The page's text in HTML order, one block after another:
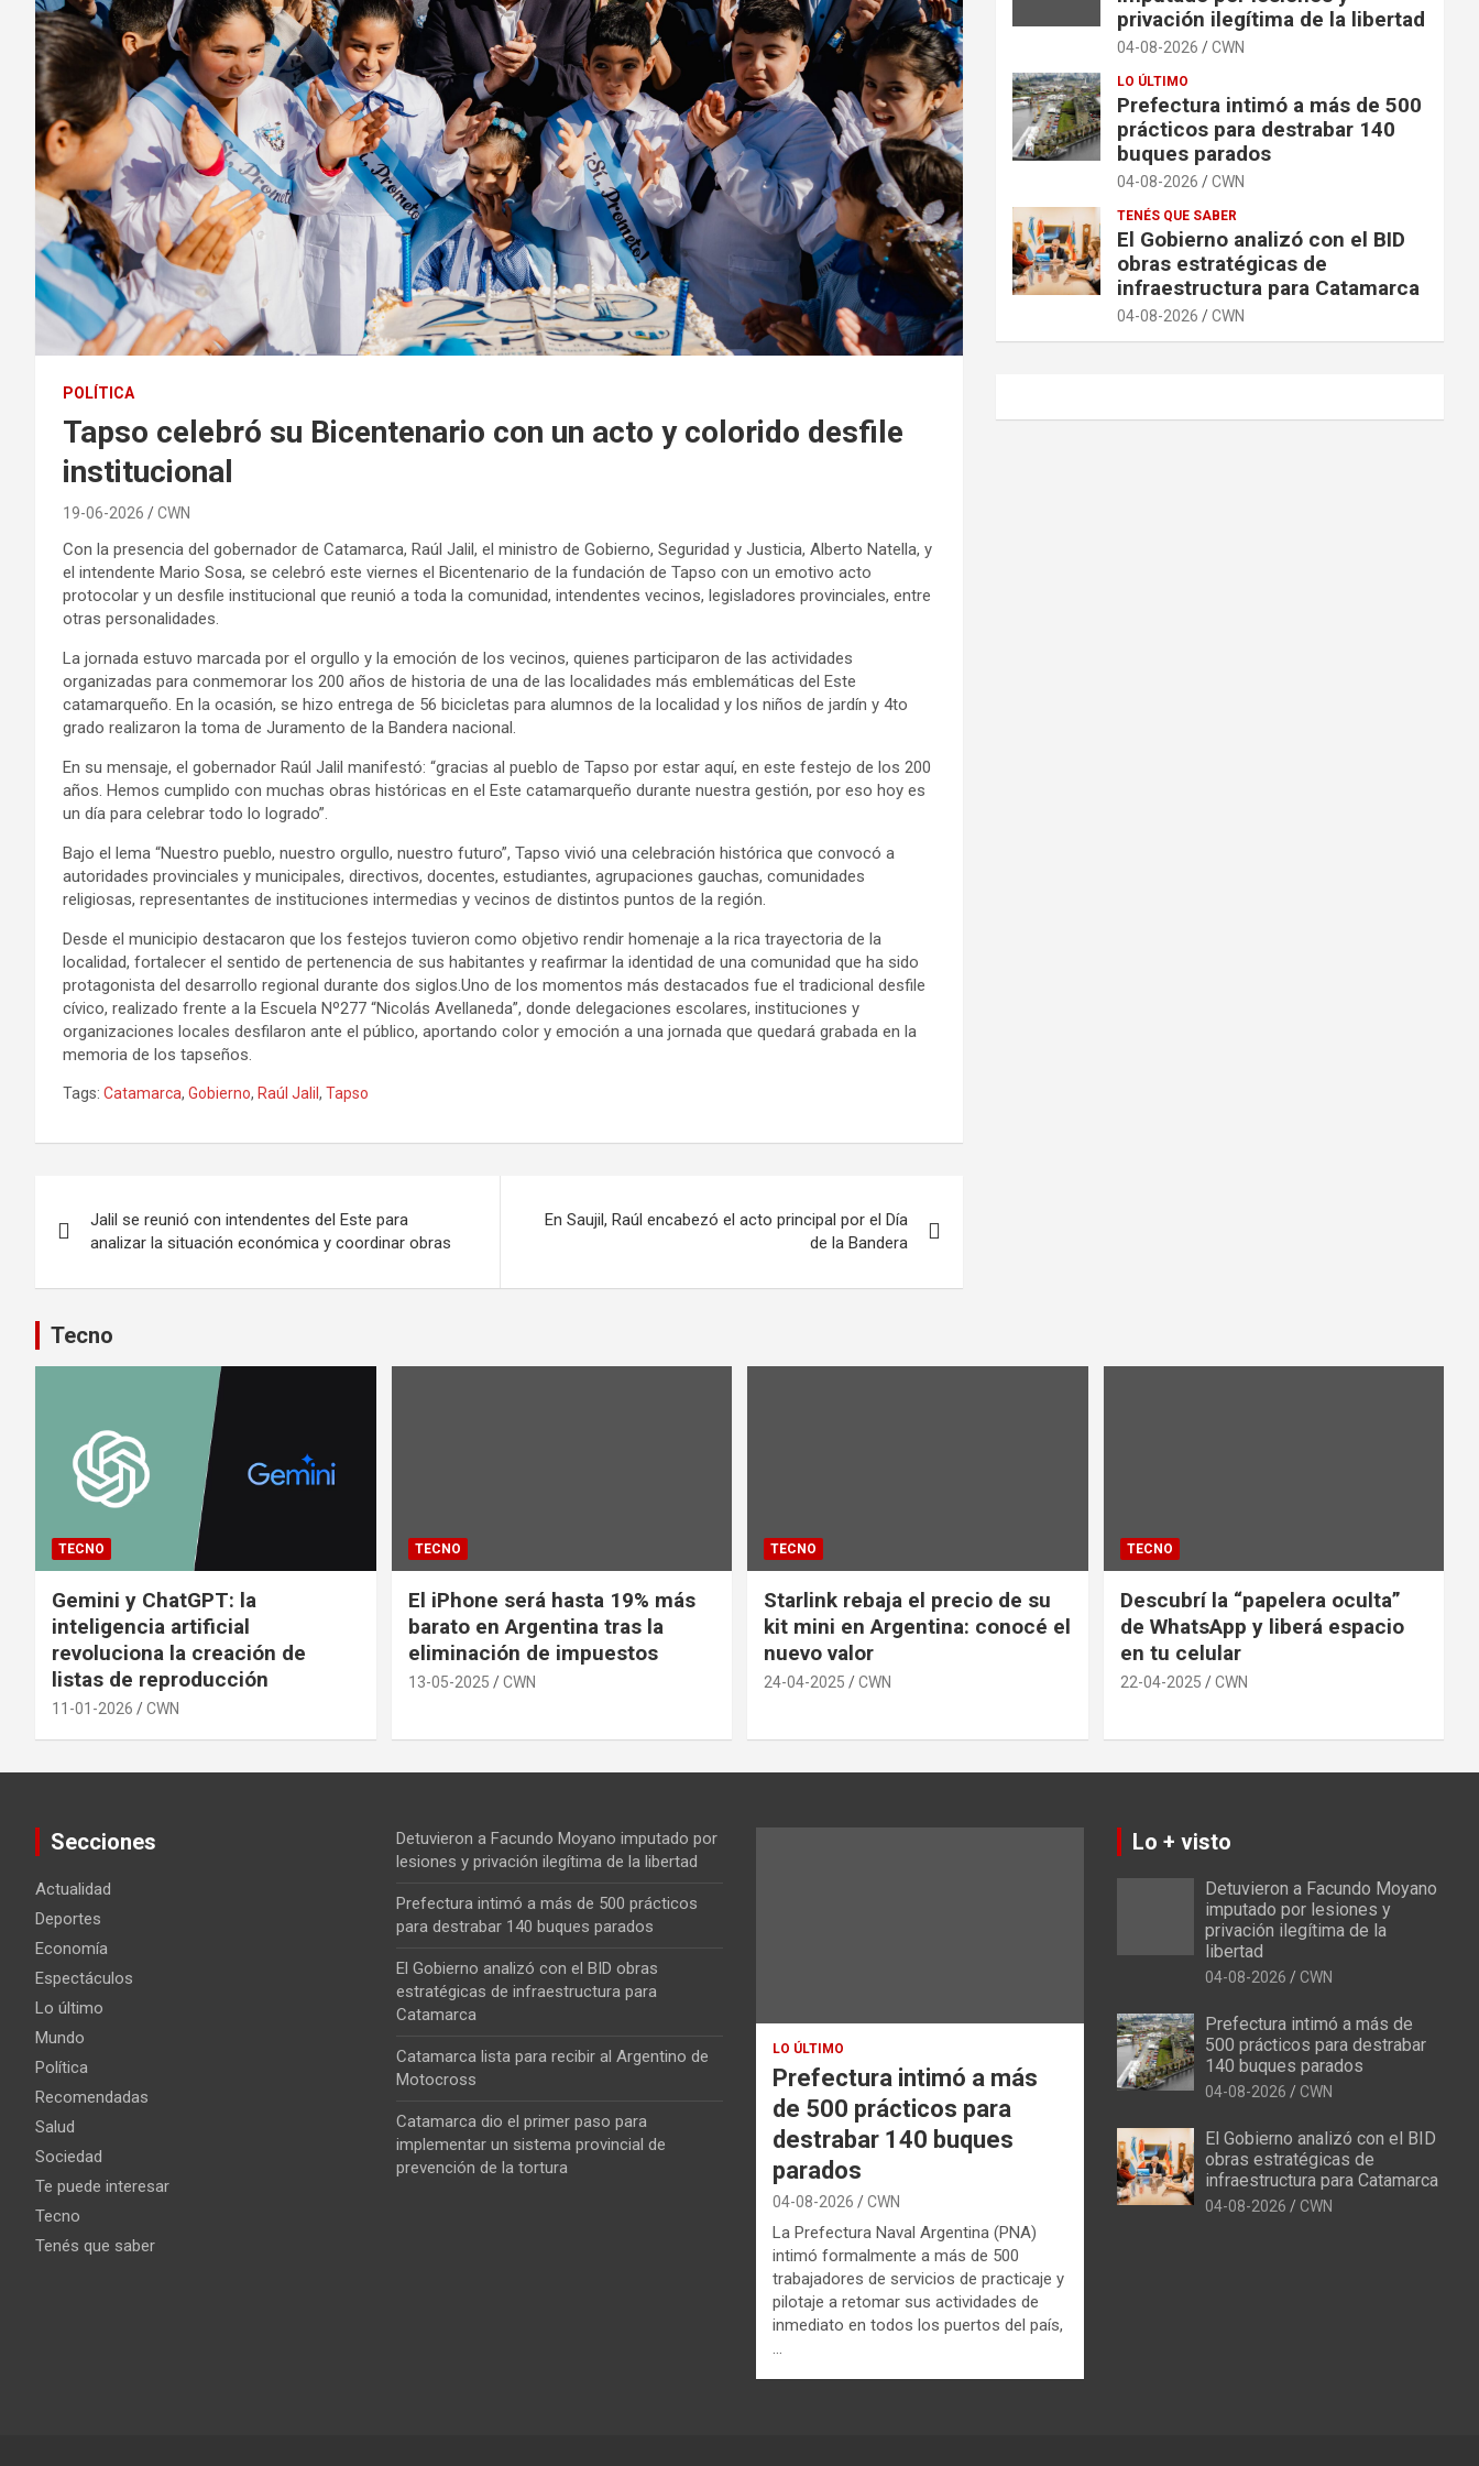
POLÍTICA
Tapso celebró su Bicentenario con un acto y colorido desfile
institucional
19-06-2026 CWN
Con la presencia del gobernador de Catamarca, Raúl Jalil, el ministro de Gobierno, Seguridad y Justicia, Alberto Natella, y
el intendente Mario Sosa, se celebró este viernes el Bicentenario de la fundación de Tapso con un emotivo acto
protocolar y un desfile institucional que reunió a toda la comunidad, intendentes vecinos, legisladores provinciales, entre
otras personalidades.
La jornada estuvo marcada por el orgullo y la emoción de los vecinos, quienes participaron de las actividades
organizadas para conmemorar los 200 años de historia de una de las localidades más emblemáticas del Este
catamarqueño. En la ocasión, se hizo entrega de 56 bicicletas para alumnos de la localidad y los niños de jardín y 4to
grado realizaron la toma de Juramento de la Bandera nacional.
En su mensaje, el gobernador Raúl Jalil manifestó: “gracias al pueblo de Tapso por estar aquí, en este festejo de los 200
años. Hemos cumplido con muchas obras históricas en el Este catamarqueño durante nuestra gestión, por eso hoy es
un día para celebrar todo lo logrado”.
Bajo el lema “Nuestro pueblo, nuestro orgullo, nuestro futuro”, Tapso vivió una celebración histórica que convocó a
autoridades provinciales y municipales, directivos, docentes, estudiantes, agrupaciones gauchas, comunidades
religiosas, representantes de instituciones intermedias y vecinos de distintos puntos de la región.
Desde el municipio destacaron que los festejos tuvieron como objetivo rendir homenaje a la rica trayectoria de la
localidad, fortalecer el sentido de pertenencia de sus habitantes y reafirmar la identidad de una comunidad que ha sido
protagonista del desarrollo regional durante dos siglos.Uno de los momentos más destacados fue el tradicional desfile
cívico, realizado frente a la Escuela Nº277 “Nicolás Avellaneda”, donde delegaciones escolares, instituciones y
organizaciones locales desfilaron ante el público, aportando color y emoción a una jornada que quedará grabada en la
memoria de los tapseños.
Tags: Catamarca, Gobierno, Raúl Jalil , Tapso
de
entradas
Jalil se reunió con intendentes del Este para
analizar la situación económica y coordinar obras
En Saujil, Raúl encabezó el acto principal por el Día
de la Bandera
privación ilegítima de la libertad
04-08-2026 CWN
LO ÚLTIMO
Prefectura intimó a más de 500
prácticos para destrabar 140
buques parados
04-08-2026 CWN
TENÉS QUE SABER
El Gobierno analizó con el BID
obras estratégicas de
infraestructura para Catamarca
04-08-2026 CWN
Tecno
TECNO
Gemini y ChatGPT: la
inteligencia artificial
revoluciona la creación de
listas de reproducción
11-01-2026 CWN
TECNO
El iPhone será hasta 19% más
barato en Argentina tras la
eliminación de impuestos
13-05-2025 CWN
TECNO
Starlink rebaja el precio de su
kit mini en Argentina: conocé el
nuevo valor
24-04-2025 CWN
TECNO
Descubrí la “papelera oculta”
de WhatsApp y liberá espacio
en tu celular
22-04-2025 CWN
Secciones
Actualidad
Deportes
Economía
Espectáculos
Lo último
Mundo
Política
Recomendadas
Salud
Sociedad
Te puede interesar
Tecno
Tenés que saber
Detuvieron a Facundo Moyano imputado por
lesiones y privación ilegítima de la libertad
Prefectura intimó a más de 500 prácticos
para destrabar 140 buques parados
El Gobierno analizó con el BID obras
estratégicas de infraestructura para
Catamarca
Catamarca lista para recibir al Argentino de
Motocross
Catamarca dio el primer paso para
implementar un sistema provincial de
prevención de la tortura
LO ÚLTIMO
Prefectura intimó a más
de 500 prácticos para
destrabar 140 buques
parados
04-08-2026 CWN
La Prefectura Naval Argentina (PNA)
intimó formalmente a más de 500
trabajadores de servicios de practicaje y
pilotaje a retomar sus actividades de
inmediato en todos los puertos del país,
…
Lo + visto
Detuvieron a Facundo Moyano
imputado por lesiones y
privación ilegítima de la
libertad
04-08-2026 CWN
Prefectura intimó a más de
500 prácticos para destrabar
140 buques parados
04-08-2026 CWN
El Gobierno analizó con el BID
obras estratégicas de
infraestructura para Catamarca
04-08-2026 CWN